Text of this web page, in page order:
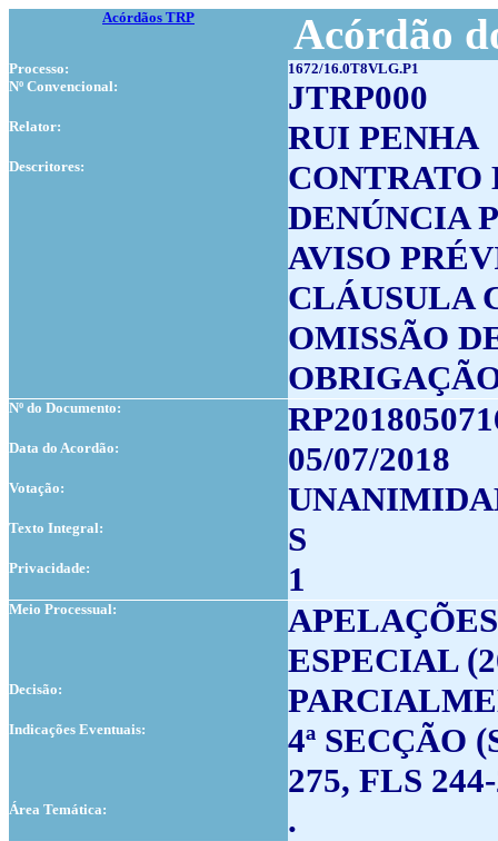
Acórdãos TRP Acórdão
Processo:
1672/16.0T8VLG.P1
Nº Convencional:
JTRP000
Relator: RUI PENHA
Descritores:
CONTRATO
DENÚNCIA
AVISO
CLÁUSULA
OMISSÃO
Nº do Documento:
Data do Acordão: 05/07/2018
Votação:
Texto Integral: S
Privacidade: 1
Meio Processual:
ESPECIAL
Decisão:
Indicações Eventuais:
4ª SECÇÃO
275, FLS
Área Temática: .